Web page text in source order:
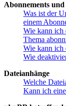
Abonnements und
Was ist der
einem
Wie kann ich
Thema
Wie kann ich
Wie
Dateianhänge
Welche
Kann ich